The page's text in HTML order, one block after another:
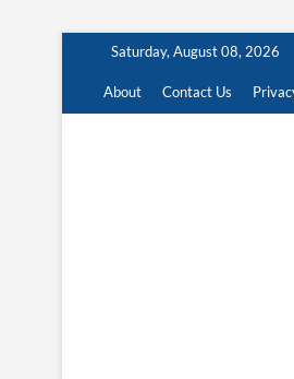
content
Saturday, August 08, 2026
About Contact Us